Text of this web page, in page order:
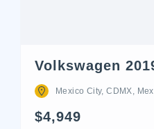
Volkswagen
Mexico City, CDMX,
$4,949